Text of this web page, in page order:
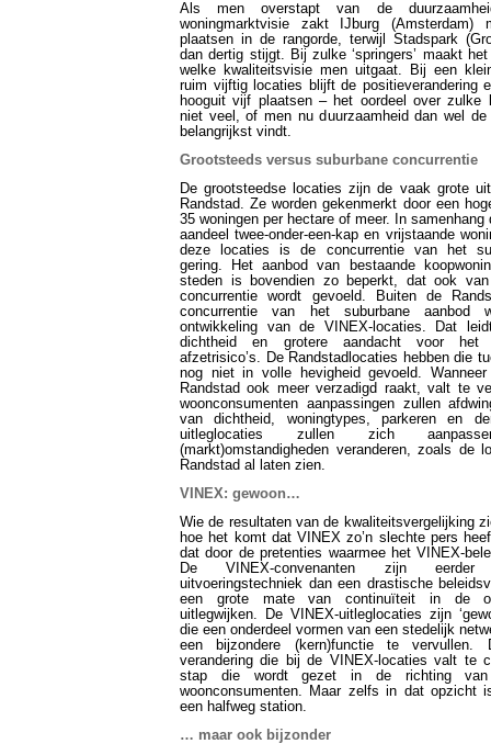
Als men overstapt van de
woningmarktvisie zakt IJburg (Amsterdam)
plaatsen in de rangorde, terwijl Stadspark
dan dertig stijgt. Bij zulke ‘springers’ maakt
welke kwaliteitsvisie men uitgaat. Bij een
ruim vijftig locaties blijft de positieverandering
hooguit vijf plaatsen – het oordeel over zulke
niet veel, of men nu duurzaamheid dan wel de
belangrijkst vindt.
Grootsteeds versus suburbane concurrentie
De grootsteedse locaties zijn de vaak grote
Randstad. Ze worden gekenmerkt door een
35 woningen per hectare of meer. In samenhang
aandeel twee-onder-een-kap en vrijstaande
deze locaties is de concurrentie van het
gering. Het aanbod van bestaande
steden is bovendien zo beperkt, dat ook
concurrentie wordt gevoeld. Buiten de
concurrentie van het suburbane aanbod
ontwikkeling van de VINEX-locaties. Dat
dichtheid en grotere aandacht voor het
afzetrisico’s. De Randstadlocaties hebben die
nog niet in volle hevigheid gevoeld.
Randstad ook meer verzadigd raakt, valt te
woonconsumenten aanpassingen zullen
van dichtheid, woningtypes, parkeren en
uitleglocaties zullen zich
(markt)omstandigheden veranderen, zoals de
Randstad al laten zien.
VINEX: gewoon…
Wie de resultaten van de kwaliteitsvergelijking
hoe het komt dat VINEX zo’n slechte pers
dat door de pretenties waarmee het VINEX-
De VINEX-convenanten zijn
uitvoeringstechniek dan een drastische
een grote mate van continuïteit in de
uitlegwijken. De VINEX-uitleglocaties zijn
die een onderdeel vormen van een stedelijk
een bijzondere (kern)functie te vervullen.
verandering die bij de VINEX-locaties valt te
stap die wordt gezet in de richting van
woonconsumenten. Maar zelfs in dat opzicht
een halfweg station.
… maar ook bijzonder